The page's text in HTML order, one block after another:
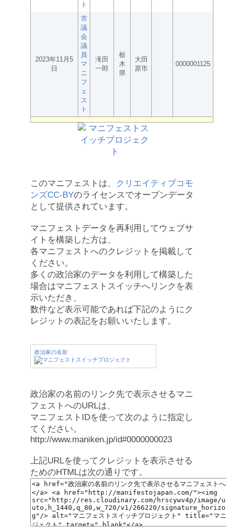
ト
2023年11月5
日
市
議
会
議
員
マ
ニ
フ
ェ
ス
ト
滝田
一郎
栃
木
県
大田
原市
0000001125
このマニフェストは、
クリエイティブコモ
ンズCC-BYのライセンスでオープンデータ
として提供されています。
マニフェストデータを再利用してウェブサ
イトを構築した方は、
各マニフェストへのクレジットを掲載して
ください。
多くの政治家のデータを利用して構築した
場合はマニフェストスイッチへリンクを表
示いただき、
数件など表示可能であれば下記のようにク
レジットの表記をお願いいたします。
政治家の名前
政治家の名前のリンク先で表示させるマニ
フェストへのURLは、
マニフェストIDを使って次のように指定し
てください。
http://www.maniken.jp/id#0000000023
上記URLを使ってクレジットを表示させる
ためのHTMLは次の通りです。